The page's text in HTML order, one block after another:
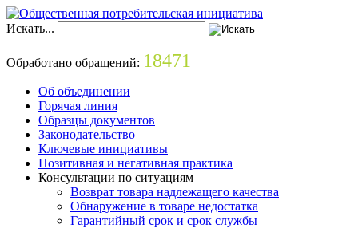
Искать...
Обработано обращений: 18471
Об объединении
Горячая линия
Образцы документов
Законодательство
Ключевые инициативы
Позитивная и негативная практика
Консультации по ситуациям
Возврат товара надлежащего качества
Обнаружение в товаре недостатка
Гарантийный срок и срок службы